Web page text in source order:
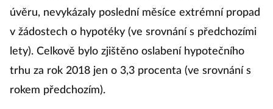
úvěru, nevykázaly poslední měsíce extrémní propad
v žádostech o hypotéky (ve srovnání s předchozími
lety). Celkově bylo zjištěno oslabení hypotečního
trhu za rok 2018 jen o 3,3 procenta (ve srovnání s
rokem předchozím).